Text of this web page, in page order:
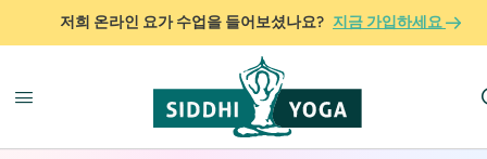
저희 온라인 요가 수업을 들어보셨나요? 지금 가입하세요